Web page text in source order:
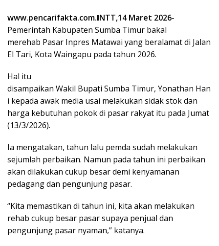
www.pencarifakta.com.ǁNTT,14 Maret 2026-
Pemerintah Kabupaten Sumba Timur bakal
merehab Pasar Inpres Matawai yang beralamat di Jalan
El Tari, Kota Waingapu pada tahun 2026.
Hal itu
disampaikan Wakil Bupati Sumba Timur, Yonathan Han
i kepada awak media usai melakukan sidak stok dan
harga kebutuhan pokok di pasar rakyat itu pada Jumat
(13/3/2026).
Ia mengatakan, tahun lalu pemda sudah melakukan
sejumlah perbaikan. Namun pada tahun ini perbaikan
akan dilakukan cukup besar demi kenyamanan
pedagang dan pengunjung pasar.
“Kita memastikan di tahun ini, kita akan melakukan
rehab cukup besar pasar supaya penjual dan
pengunjung pasar nyaman,” katanya.